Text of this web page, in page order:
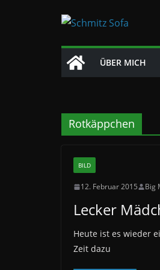
ÜBER MICH
Rotkäppchen
BILD
12. Februar 2015 Big
Lecker
Heute ist es wieder
Zeit dazu